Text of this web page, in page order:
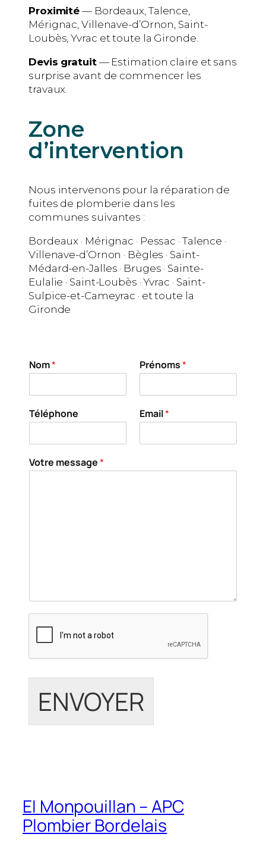
Proximité — Bordeaux, Talence,
Mérignac, Villenave-d’Ornon, Saint-
Loubès, Yvrac et toute la Gironde.
Devis gratuit— Estimation claire et sans
surprise avant de commencer les
travaux.
Zone
d’intervention
Nous intervenons pour la réparation de
fuites de plomberie dans les
communes suivantes :
Bordeaux · Mérignac · Pessac · Talence ·
Villenave-d’Ornon · Bègles · Saint-
Médard-en-Jalles · Bruges · Sainte-
Eulalie · Saint-Loubès · Yvrac · Saint-
Sulpice-et-Cameyrac · et toute la
Gironde
Nom* Prénoms*
Téléphone Email*
Votre message*
ENVOYER
EI Monpouillan – APC
Plombier Bordelais